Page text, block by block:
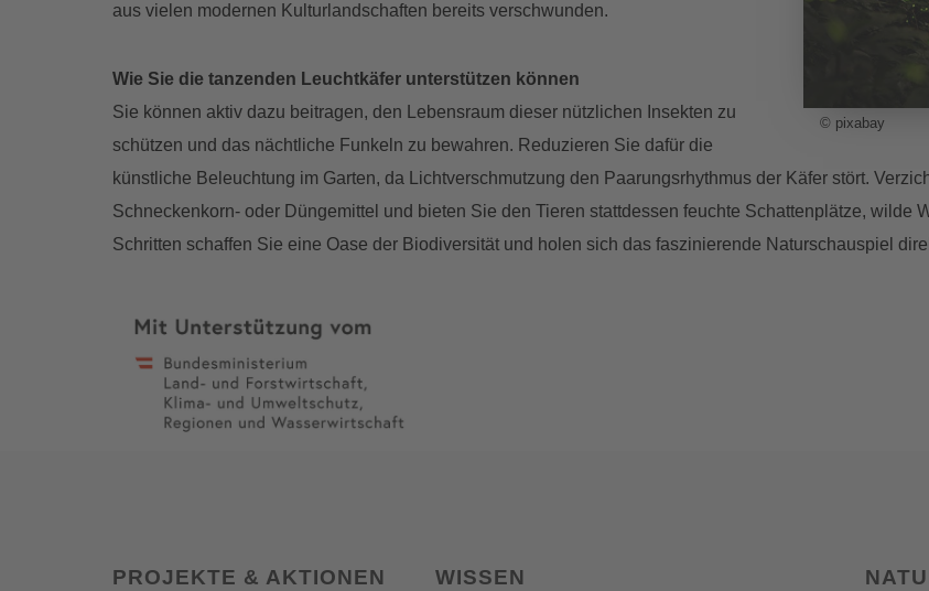
© pixabay
aus vielen modernen Kulturlandschaften bereits verschwunden.
Wie Sie die tanzenden Leuchtkäfer unterstützen können
Sie können aktiv dazu beitragen, den Lebensraum dieser nützlichen Insekten zu
schützen und das nächtliche Funkeln zu bewahren. Reduzieren Sie dafür die
künstliche Beleuchtung im Garten, da Lichtverschmutzung den Paarungsrhythmus der Käfer stört.
Schneckenkorn- oder Düngemittel und bieten Sie den Tieren stattdessen feuchte Schattenplätze, wilde
Schritten schaffen Sie eine Oase der Biodiversität und holen sich das faszinierende Naturschauspiel
PROJEKTE & AKTIONEN WISSEN